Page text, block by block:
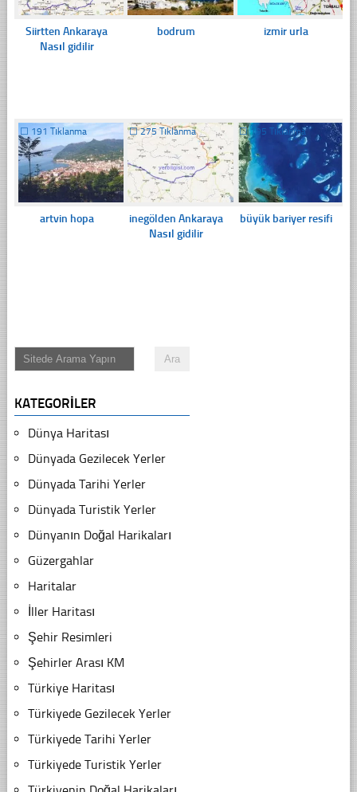
Siirtten Ankaraya
Nasıl gidilir
bodrum izmir urla
☐ 191 Tıklanma
artvin hopa
☐275 Tıklanma
inegölden Ankaraya
Nasıl gidilir
☐195 Tıklanma
büyük bariyer resifi
KATEGORILER
Dünya Haritası
Dünyada Gezilecek Yerler
Dünyada Tarihi Yerler
Dünyada Turistik Yerler
Dünyanın Doğal Harikaları
Güzergahlar
Haritalar
İller Haritası
Şehir Resimleri
Şehirler Arası KM
Türkiye Haritası
Türkiyede Gezilecek Yerler
Türkiyede Tarihi Yerler
Türkiyede Turistik Yerler